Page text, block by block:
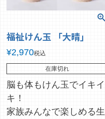
福祉けん玉 「大晴」
¥2,970税込
在庫切れ
脳も体もけん玉でイキイ
キ！
家族みんなで楽しめる生